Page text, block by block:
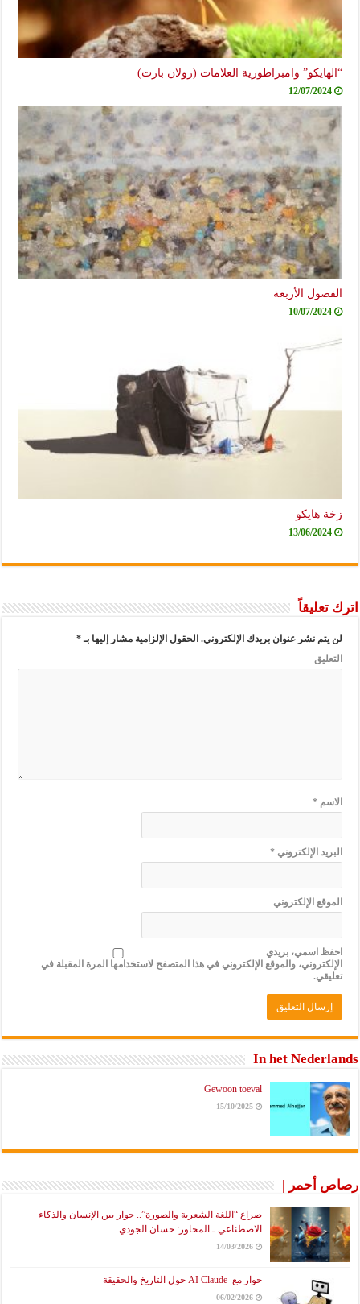
“الهايكو” وامبراطورية العلامات (رولان بارت)
12/07/2024
الفصول الأربعة
10/07/2024
زخة هايكو
13/06/2024
اترك تعليقاً
لن يتم نشر عنوان بريدك الإلكتروني. الحقول الإلزامية مشار إليها بـ*
التعليق
الاسم*
البريد الإلكتروني*
الموقع الإلكتروني
احفظ اسمي، بريدي
الإلكتروني، والموقع الإلكتروني في هذا المتصفح لاستخدامها المرة المقبلة في
تعليقي.
In het Nederlands
Gewoon toeval
15/10/2025
رصاص أحمر |
صراع “اللغة الشعرية والصورة”.. حوار بين الإنسان والذكاء
الاصطناعي ـ المحاور: حسان الجودي
14/03/2026
حوار مع AI Claude حول التاريخ والحقيقة
06/02/2026